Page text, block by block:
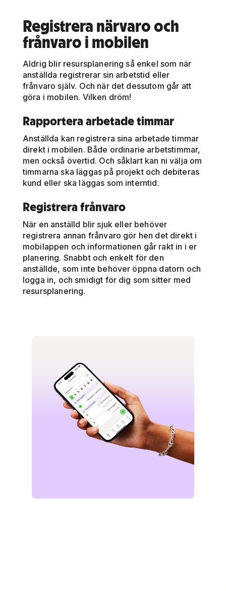
Registrera närvaro och
frånvaro i mobilen
Aldrig blir resursplanering så enkel som när
anställda registrerar sin arbetstid eller
frånvaro själv. Och när det dessutom går att
göra i mobilen. Vilken dröm!
Rapportera arbetade timmar
Anställda kan registrera sina arbetade timmar
direkt i mobilen. Både ordinarie arbetstimmar,
men också övertid. Och såklart kan ni välja om
timmarna ska läggas på projekt och debiteras
kund eller ska läggas som interntid.
Registrera frånvaro
När en anställd blir sjuk eller behöver
registrera annan frånvaro gör hen det direkt i
mobilappen och informationen går rakt in i er
planering. Snabbt och enkelt för den
anställde, som inte behöver öppna datorn och
logga in, och smidigt för dig som sitter med
resursplanering.